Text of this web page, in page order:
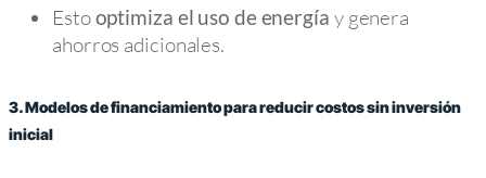
Estooptimiza el uso de energía y genera
ahorros adicionales.
3. Modelos de financiamiento para reducir costos sin inversión
inicial